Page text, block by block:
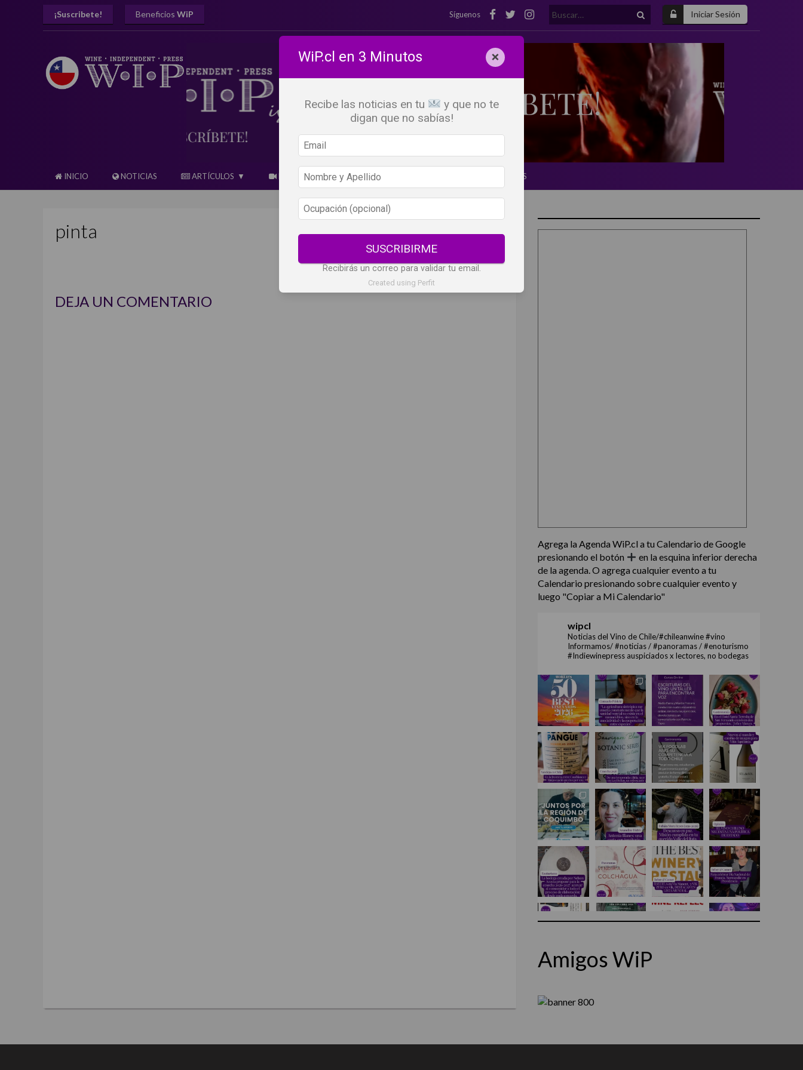
Iniciar Sesión
¡Suscribete! Beneficios WiP Buscar:
Síguenos
INICIO NOTICIAS ARTÍCULOS BEBER X LOS OJOS GLOSARIO DEL VINO PANORAMAS
pinta
Comparte
DEJA UN COMENTARIO
Agrega la Agenda WiP.cl a tu Calendario de Google
presionando el botón
en la esquina inferior derecha
de la agenda. O agrega cualquier evento a tu
Calendario presionando sobre cualquier evento y
luego "Copiar a Mi Calendario"
wipcl
Noticias del Vino de Chile/#chileanwine #vino
Informamos/ #noticias / #panoramas / #enoturismo
#Indiewinepress auspiciados x lectores, no bodegas
Amigos WiP
WiP.cl en 3 Minutos ×
Recibe las noticias en tu
y que no te
digan que no sabías!
SUSCRIBIRME
Recibirás un correo para validar tu email.
Created using Perfit